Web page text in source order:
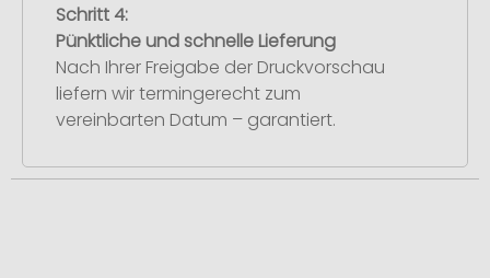
Schritt 4:
Pünktliche und schnelle Lieferung
Nach Ihrer Freigabe der Druckvorschau
liefern wir termingerecht zum
vereinbarten Datum – garantiert.